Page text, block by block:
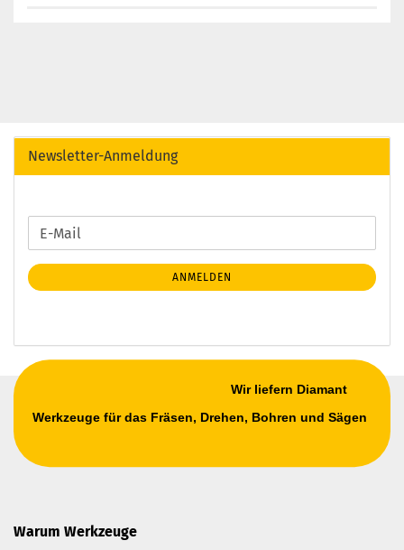
Newsletter-Anmeldung
WEITER
ZUR
NEWSLETTER-
ANMELDUNG
E-
Mail
ANMELDEN
Wir liefern Diamant
Werkzeuge für das Fräsen, Drehen, Bohren und Sägen
Warum Werkzeuge